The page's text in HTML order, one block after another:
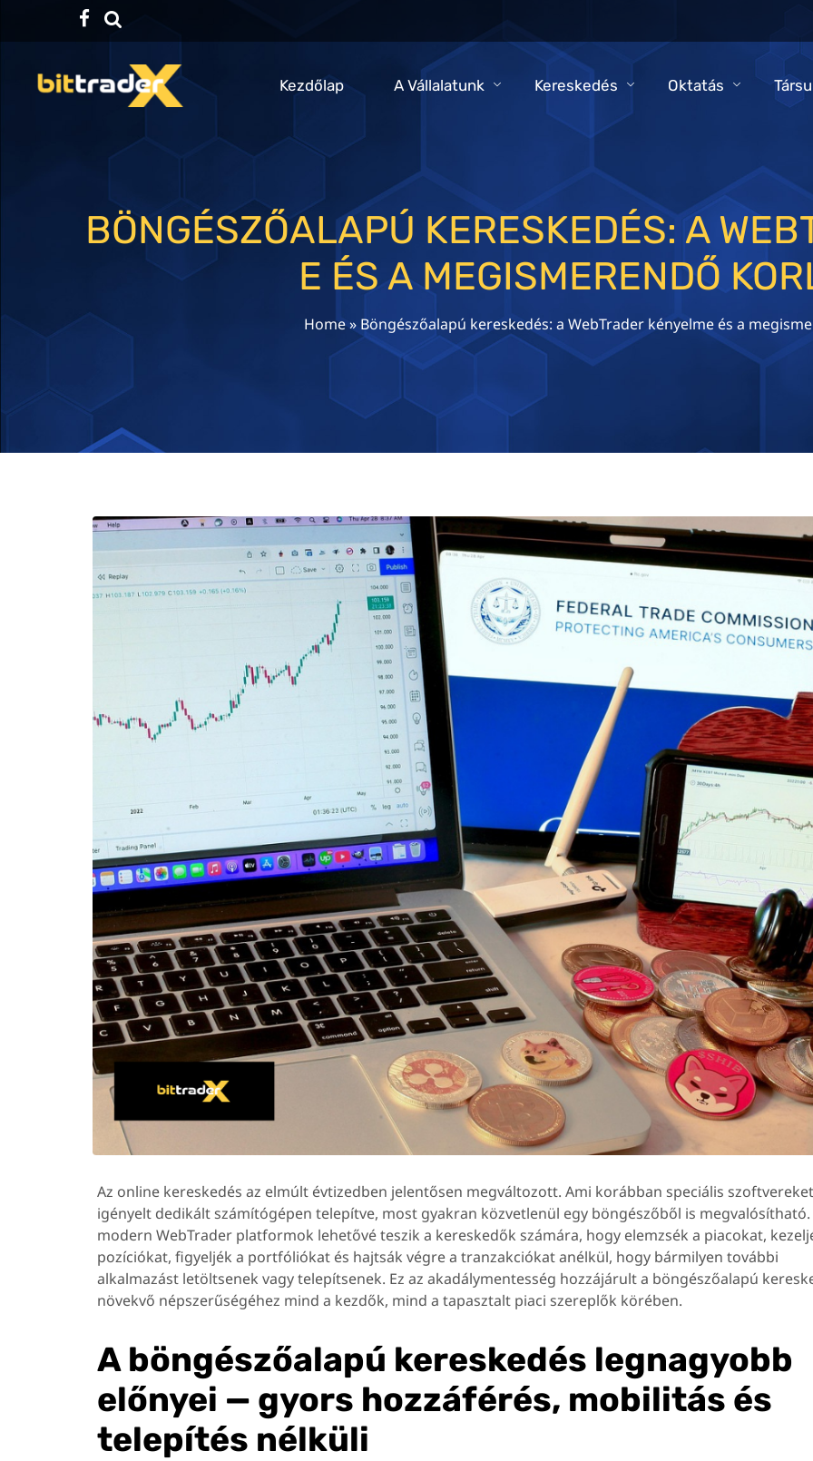
Facebook
TikTok
Kezdőlap A Vállalatunk Kereskedés Oktatás
BÖNGÉSZŐALAPÚ KERESKEDÉS: A
E ÉS A MEGISMERENDŐ
Home» Böngészőalapú kereskedés: a WebTrader kényelme és a
Az online kereskedés az elmúlt évtizedben jelentősen megváltozott. Ami korábban speciális szoftvereket
igényelt dedikált számítógépen telepítve, most gyakran közvetlenül egy böngészőből is megvalósítható.
modern WebTrader platformok lehetővé teszik a kereskedők számára, hogy elemzsék a piacokat,
pozíciókat, figyeljék a portfóliókat és hajtsák végre a tranzakciókat anélkül, hogy bármilyen további
alkalmazást letöltsenek vagy telepítsenek. Ez az akadálymentesség hozzájárult a böngészőalapú
növekvő népszerűségéhez mind a kezdők, mind a tapasztalt piaci szereplők körében.
A böngészőalapú kereskedés legnagyobb
előnyei — gyors hozzáférés, mobilitás és
telepítés nélküli